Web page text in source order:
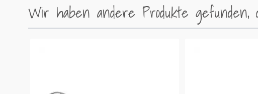
Wir haben andere Produkte